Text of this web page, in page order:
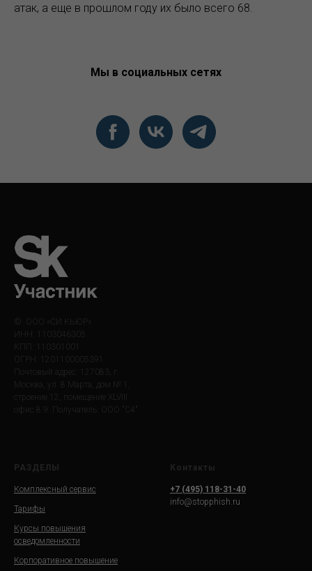
атак, а еще в прошлом году их было всего 68.
Мы в социальных сетях
© ООО «СИ КЬЮР»
ИНН: 1103046305
КПП: 110301001
ОГРН: 1201100005391
Почтовый адрес: 127083, г.
Москва, ул. 8 Марта, дом № 1,
строение 12, помещение XLVIII
офис 8.9. Получатель: ООО "С4"
РАЗДЕЛЫ
Комплексный сервис
Тарифы
Курсы повышения
осведомленности
Корпоративное повышение
Контакты
+7 (495) 118-31-40
info@stopphish.ru